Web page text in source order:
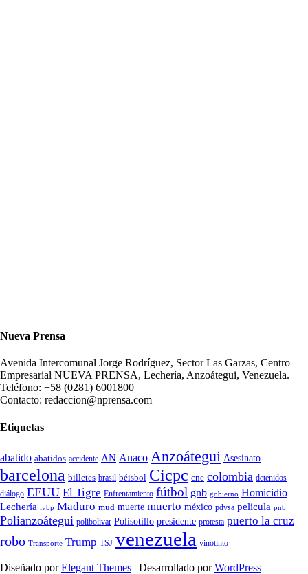
Nueva Prensa
Avenida Intercomunal Jorge Rodríguez, Sector Las Garzas, Centro
Empresarial NUEVA PRENSA, Lechería, Anzoátegui, Venezuela.
Teléfono: +58 (0281) 6001800
Contacto: redaccion@nprensa.com
Etiquetas
abatido abatidos accidente AN Anaco Anzoátegui Asesinato
barcelona billetes brasil béisbol Cicpc cne colombia detenidos
diálogo EEUU El Tigre Enfrentamiento fútbol gnb gobierno Homicidio
Lechería lvbp Maduro mud muerte muerto méxico pdvsa película pnb
Polianzoátegui polibolivar Polisotillo presidente protesta puerto la cruz
robo Transporte Trump TSJ venezuela vinotinto
Diseñado porElegant Themes | Desarrollado porWordPress